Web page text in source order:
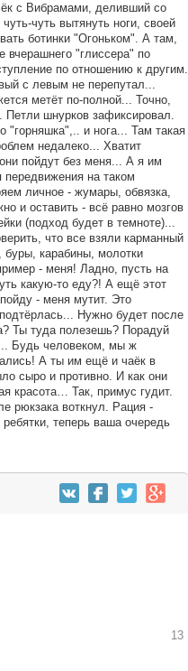
с Вибрамами, деливший со
чуть вытянуть ноги, своей
ботинки "Огоньком". А там,
вчерашнего "глиссера" по
по отношению к другим.
с левым не перепутал...
метёт по-полной... Точно,
шнурков зафиксировал.
"горняшка",.. и нога... Там такая
недалеко... Хватит
пойдут без меня... А я им
на таком
личное - жумары, обвязка,
и оставить - всё равно мозгов
(подход будет в темноте)...
что все взяли карманный
буры, карабины, молотки
- меня! Ладно, пусть на
какую-то еду?! А ещё этот
- меня мутит. Это
Нужно будет после
Ты туда полезешь? Порадуй
Будь человеком, мы ж
А ты им ещё и чаёк в
сыро и противно. И как они
красота… Так, примус гудит.
рюкзака воткнул. Рация -
теперь ваша очередь
13